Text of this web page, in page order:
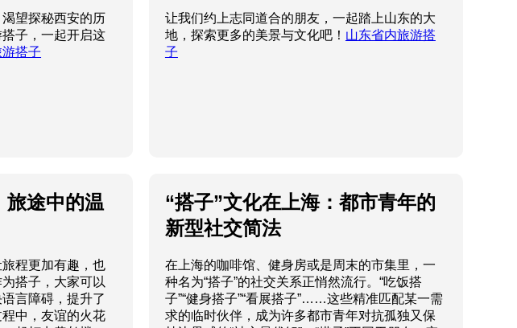
望探秘西安的历
子，一起开启这
游搭子
让我们约上志同道合的朋友，一起踏上山东的大
地，探索更多的美景与文化吧！ 山东省内旅游搭
子
旅途中的温
程更加有趣，也
搭子，大家可以
言障碍，提升了
中，友谊的火花
“搭子”文化在上海：都市青年的
新型社交简法
在上海的咖啡馆、健身房或是周末的市集里，一
种名为“搭子”的社交关系正悄然流行。“吃饭搭
子”“健身搭子”“看展搭子”……这些精准匹配某一需
求的临时伙伴，成为许多都市青年对抗孤独又保